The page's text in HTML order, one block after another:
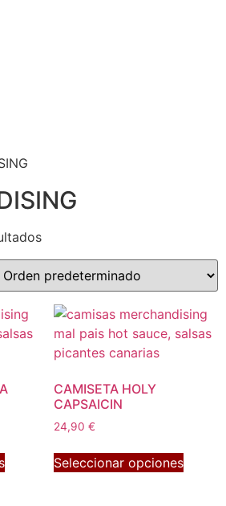
CAMISETA HOLY
CAPSAICIN
24,90 €
Seleccionar opciones